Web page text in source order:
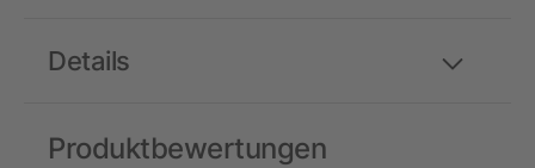
Details
Produktbewertungen